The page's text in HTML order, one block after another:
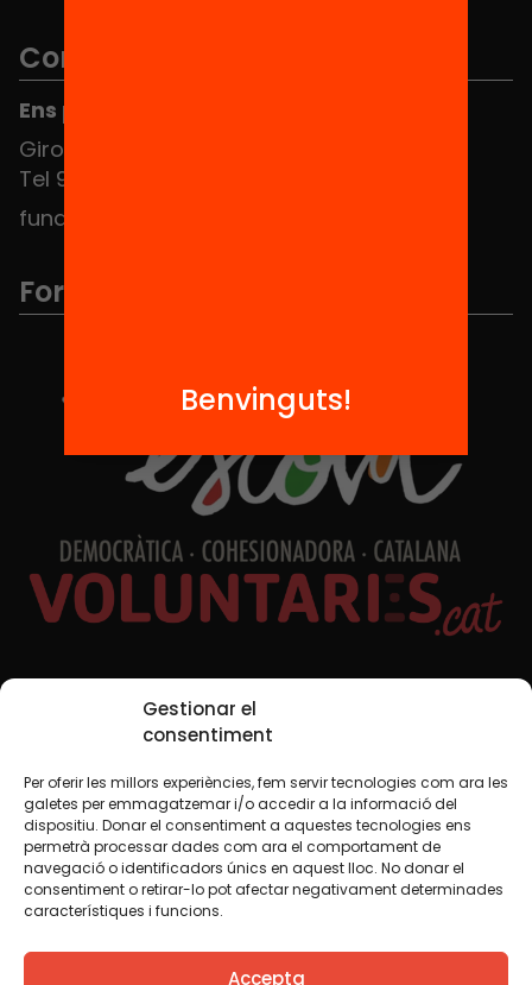
Gestionar el
consentiment
Per oferir les millors experiències, fem servir tecnologies com ara les
galetes per emmagatzemar i/o accedir a la informació del
dispositiu. Donar el consentiment a aquestes tecnologies ens
permetrà processar dades com ara el comportament de
navegació o identificadors únics en aquest lloc. No donar el
consentiment o retirar-lo pot afectar negativament determinades
característiques i funcions.
Accepta
Contacte
Ens pots trobar al Hub Social
Girona 34, interior 08010 Barcelona
Tel 934 588 700
fundacio@equitat.org
Formem part de...
Xarxes Socials
TWT YTB IG FB IN
Avís legalPolítica de cookies
Creiem que el coneixement s’ha de compartir. Per això
fem servir una llicència Creative Commons, llevat que en
Benvinguts!